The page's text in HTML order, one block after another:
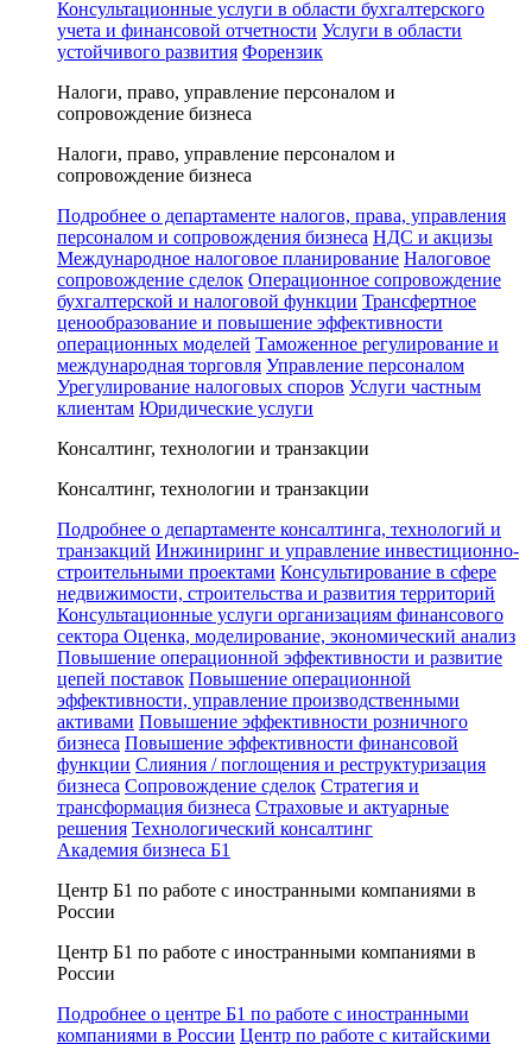
Консультационные услуги в области бухгалтерского
учета и финансовой отчетности Услуги в области
устойчивого развития Форензик
Налоги, право, управление персоналом и
сопровождение бизнеса
Налоги, право, управление персоналом и
сопровождение бизнеса
Подробнее о департаменте налогов, права, управления
персоналом и сопровождения бизнеса НДС и акцизы
Международное налоговое планирование Налоговое
сопровождение сделок Операционное сопровождение
бухгалтерской и налоговой функции Трансфертное
ценообразование и повышение эффективности
операционных моделей Таможенное регулирование и
международная торговля Управление персоналом
Урегулирование налоговых споров Услуги частным
клиентам Юридические услуги
Консалтинг, технологии и транзакции
Консалтинг, технологии и транзакции
Подробнее о департаменте консалтинга, технологий и
транзакций Инжиниринг и управление инвестиционно-
строительными проектами Консультирование в сфере
недвижимости, строительства и развития территорий
Консультационные услуги организациям финансового
сектора Оценка, моделирование, экономический анализ
Повышение операционной эффективности и развитие
цепей поставок Повышение операционной
эффективности, управление производственными
активами Повышение эффективности розничного
бизнеса Повышение эффективности финансовой
функции Слияния / поглощения и реструктуризация
бизнеса Сопровождение сделок Стратегия и
трансформация бизнеса Страховые и актуарные
решения Технологический консалтинг
Академия бизнеса Б1
Центр Б1 по работе с иностранными компаниями в
России
Центр Б1 по работе с иностранными компаниями в
России
Подробнее о центре Б1 по работе с иностранными
компаниями в России Центр по работе с китайскими